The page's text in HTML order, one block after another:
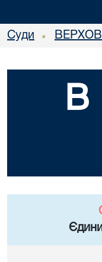
Суди •